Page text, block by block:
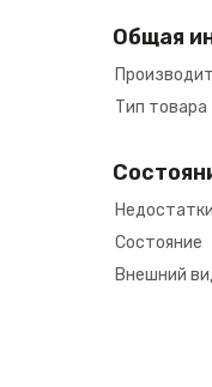
Общая
Тип товара
Недостатки
Состояние
Внешний